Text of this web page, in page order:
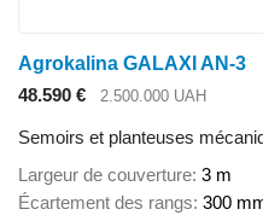
Agrokalina GALAXI AN-3
48.590 €
2.500.000 UAH
Semoirs et planteuses
Largeur de couverture 3 m
Écartement des rangs 300